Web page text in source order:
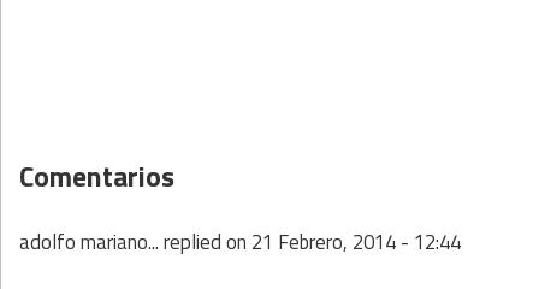
Comentarios
adolfo mariano...replied on 21 Febrero, 2014 - 12:44